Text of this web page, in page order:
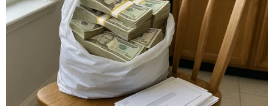
liệu điện tử, phát hiện các đối tượng đã thu thập
được thông tin của 25.000 công dân Trung Quốc
khi đang hoạt động tại địa bàn Campuchia để
phục vụ việc thực hiện hành vi lừa đảo chiếm
đoạt tài sản.
Cơ quan Cảnh sát điều tra Công an tỉnh Lào Cai